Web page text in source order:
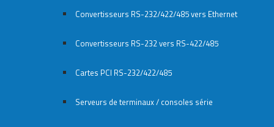
Convertisseurs RS-232/422/485 vers Ethernet
Convertisseurs RS-232 vers RS-422/485
Cartes PCI RS-232/422/485
Serveurs de terminaux / consoles série